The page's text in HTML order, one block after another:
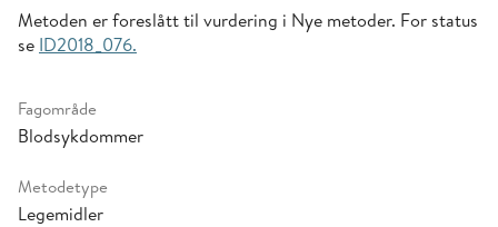
Metoden er foreslått til vurdering i Nye metoder. For status
se ID2018_076.
Fagområde
Blodsykdommer
Metodetype
Legemidler